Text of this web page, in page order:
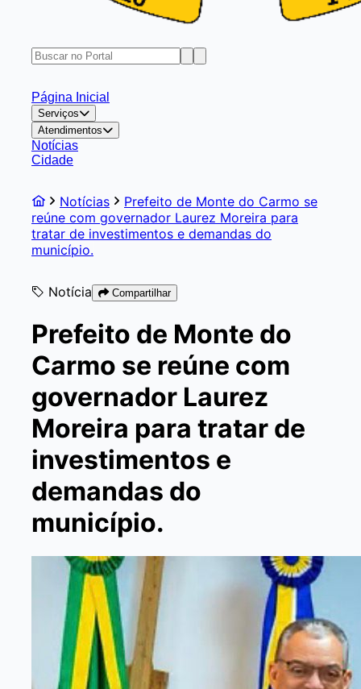
Página Inicial
Serviços
Atendimentos
Notícias
Cidade
Notícias
Prefeito de Monte do Carmo se
reúne com governador Laurez Moreira para
tratar de investimentos e demandas do
município.
Notícia Compartilhar
Prefeito de Monte do
Carmo se reúne com
governador Laurez
Moreira para tratar de
investimentos e
demandas do
município.